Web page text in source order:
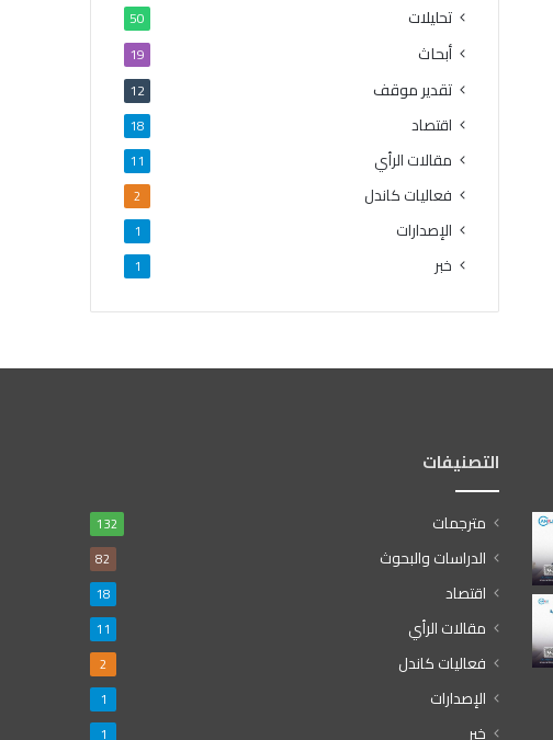
تحليلات 50
أبحاث 19
تقدير موقف 12
اقتصاد 18
مقالات الرأي 11
فعاليات كاندل 2
الإصدارات 1
خبر 1
التصنيفات
مترجمات 132
الدراسات والبحوث 82
اقتصاد 18
مقالات الرأي 11
فعاليات كاندل 2
الإصدارات 1
خبر 1